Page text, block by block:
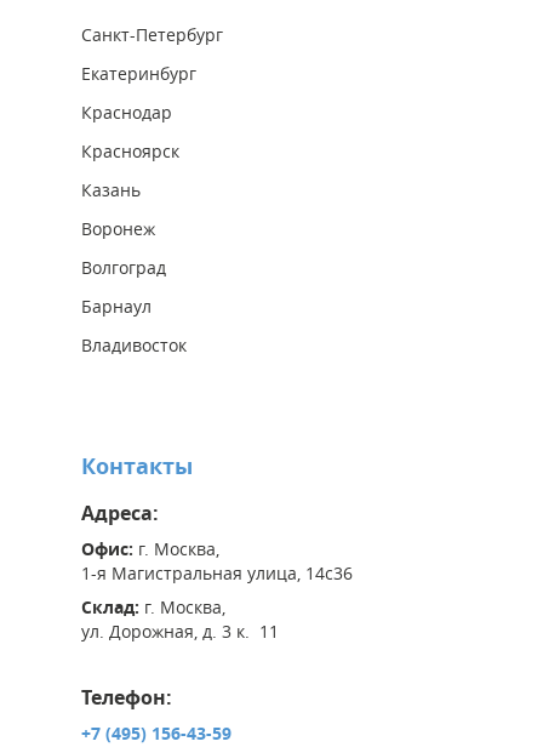
Санкт-Петербург
Екатеринбург
Краснодар
Красноярск
Казань
Воронеж
Волгоград
Барнаул
Владивосток
Контакты
Адреса:
Офис: г. Москва,
1-я Магистральная улица, 14с36
Склад: г. Москва,
ул. Дорожная, д. 3 к. 11
Телефон:
+7 (495) 156-43-59